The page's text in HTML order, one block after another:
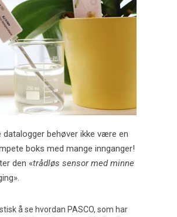
for Ba-137 med PASCO trådløs GM-
ansettes i LabDidakt.
norsk PASCO forhandler fra
og vil bestille?
kjemikaliesortimentet!
i naturfagene.
datalogger behøver ikke være en
boks med mange innganger!
den «trådløs sensor med minne
å se hvordan PASCO, som har